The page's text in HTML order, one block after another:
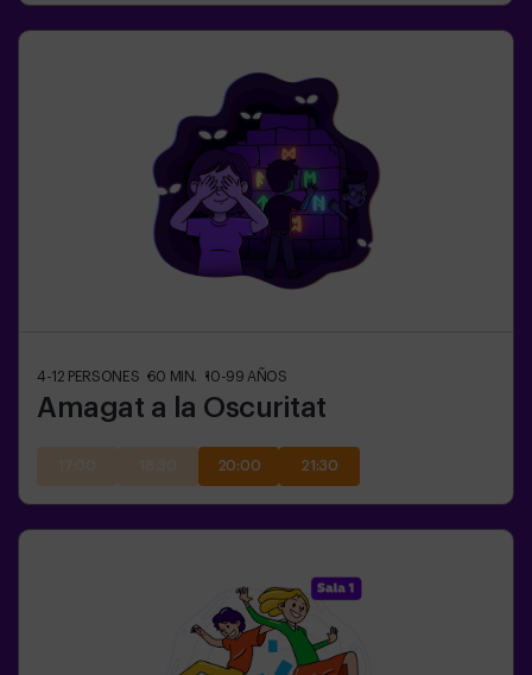
4-12 PERSONES 60 MIN. 10-99 AÑOS
Amagat a la Oscuritat
20:00 21:30